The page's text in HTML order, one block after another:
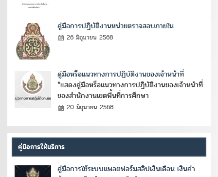
คู่มือการปฏิบัติงานหน่วยตรวจสอบภายใน
26 มิถุนายน 2568
คู่มือหรือแนวทางการปฏิบัติงานของเจ้าหน้าที่
*แสดงคู่มือหรือแนวทางการปฏิบัติงานของเจ้าหน้าที่
ของสำนักงานเขตพื้นที่การศึกษา
20 มิถุนายน 2568
คู่มือการให้บริการ
คู่มือการใช้ระบบแพลตฟอร์มสลิปเงินเดือน เงินค่า